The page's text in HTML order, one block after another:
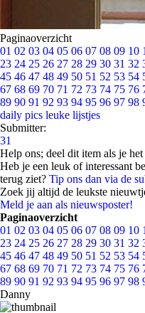
Paginaoverzicht
01 02 03 04 05 06 07 08 09 10
23 24 25 26 27 28 29 30 31 32
45 46 47 48 49 50 51 52 53 54
67 68 69 70 71 72 73 74 75 76
89 90 91 92 93 94 95 96 97 98
daily pics leuke lijstjes
Submitter:
31
Help ons; deel dit item als je
Heb je een leuk of interessant
terug ziet? Tip ons dan via de
Zoek jij altijd de leukste
Meld je aan als nieuwsposter!
Paginaoverzicht
01 02 03 04 05 06 07 08 09 10
23 24 25 26 27 28 29 30 31 32
45 46 47 48 49 50 51 52 53 54
67 68 69 70 71 72 73 74 75 76
89 90 91 92 93 94 95 96 97 98
Danny